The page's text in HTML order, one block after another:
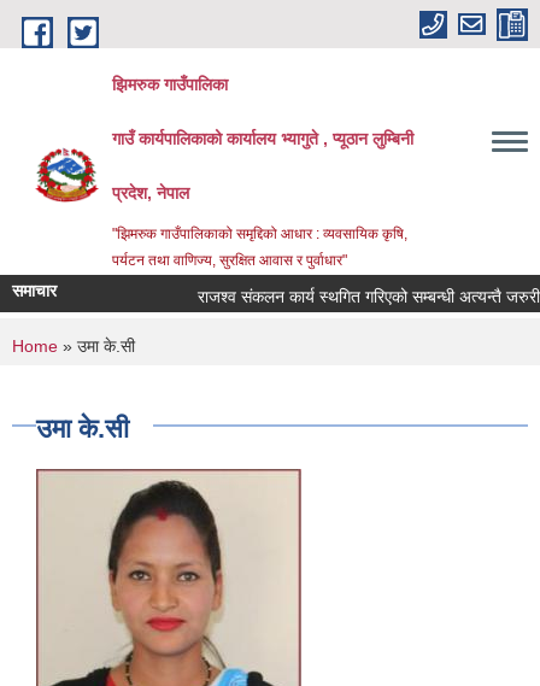
Skip to main content
झिमरुक गाउँपालिका
गाउँ कार्यपालिकाको कार्यालय भ्यागुते , प्यूठान लुम्बिनी
प्रदेश, नेपाल
"झिमरुक गाउँपालिकाको समृद्दिको आधार : व्यवसायिक कृषि,
पर्यटन तथा वाणिज्य, सुरक्षित आवास र पुर्वाधार"
समाचार राजश्व संकलन कार्य स्थगित गरिएको सम्बन्धी अत्यन्तै जरुरी
You are here
Home » उमा के.सी
उमा के.सी